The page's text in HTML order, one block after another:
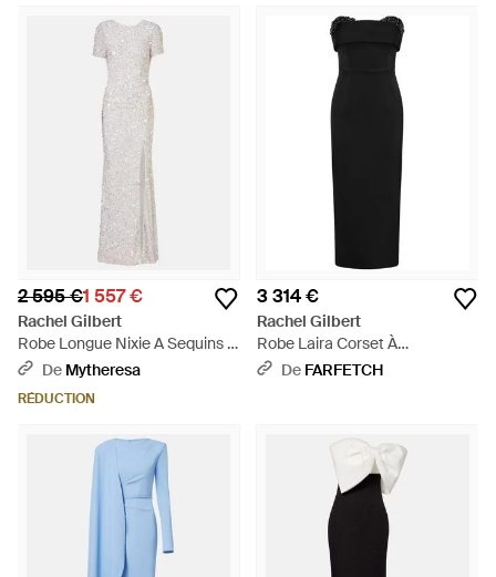
2 595 €1 557 €
Rachel Gilbert
Robe Longue Nixie A Sequins -
Blanc
De Mytheresa
RÉDUCTION
3 314 €
Rachel Gilbert
Robe Laira Corset À
Ornements - Noir
De FARFETCH